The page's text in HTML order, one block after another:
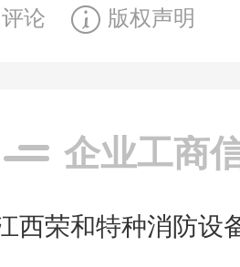
评论 版权声明
企业工商
西荣和特种消防设